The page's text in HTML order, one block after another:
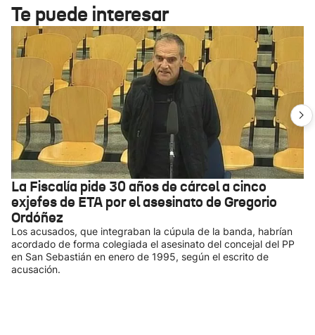
Te puede interesar
La Fiscalía pide 30 años de cárcel a cinco
exjefes de ETA por el asesinato de Gregorio
Ordóñez
Los acusados, que integraban la cúpula de la banda, habrían
acordado de forma colegiada el asesinato del concejal del PP
en San Sebastián en enero de 1995, según el escrito de
acusación.